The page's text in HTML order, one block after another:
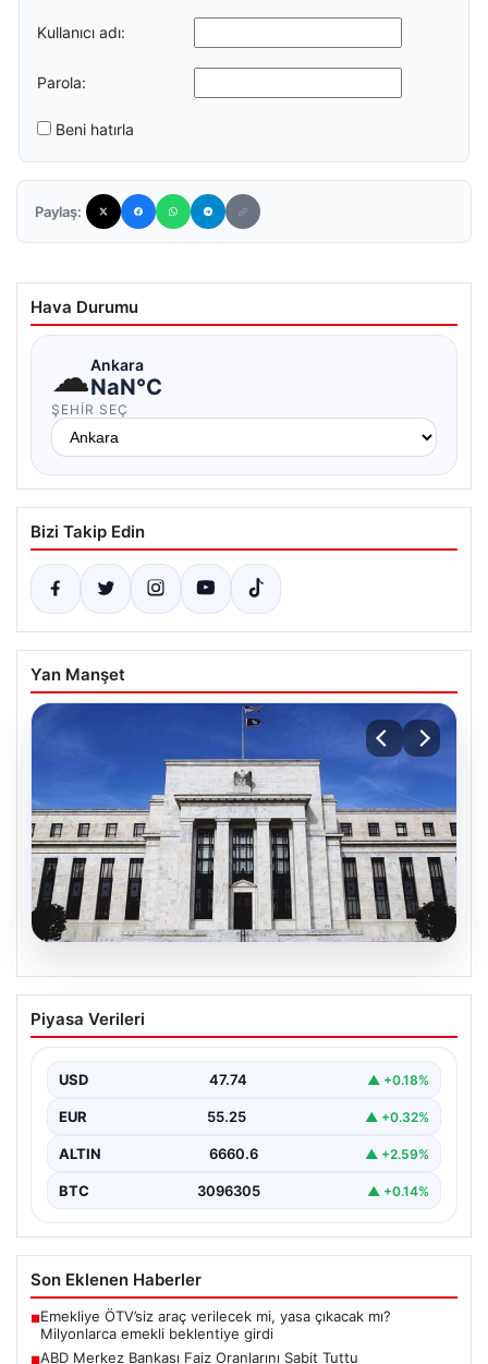
Kullanıcı adı:
Parola:
Beni hatırla
Paylaş:
Hava Durumu
☁Ankara
NaN°C
ŞEHIR SEÇ
Bizi Takip Edin
Yan Manşet
07.08.2026
ABD Merkez Bankası Faiz Oranlarını
Sabit Tuttu
uyumlu olarak politika faiz oranını değiştirmeyerek
yüzde…
Piyasa Verileri
USD 47.74 ▲ +0.18%
EUR 55.25 ▲ +0.32%
ALTIN 6660.6 ▲ +2.59%
BTC 3096305 ▲ +0.14%
Son Eklenen Haberler
■Emekliye ÖTV’siz araç verilecek mi, yasa çıkacak mı?
Milyonlarca emekli beklentiye girdi
■ABD Merkez Bankası Faiz Oranlarını Sabit Tuttu